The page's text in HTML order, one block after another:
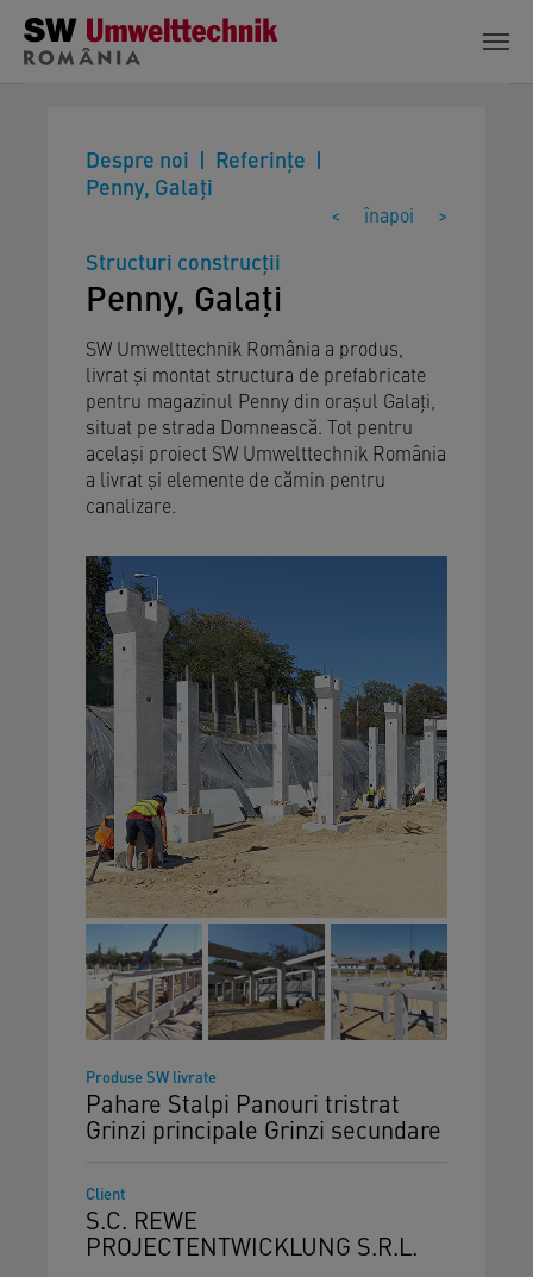
Skip to main content
Despre noi
Referinţe
Penny, Galați
< înapoi >
Structuri construcții
Penny, Galați
SW Umwelttechnik România a produs,
livrat și montat structura de prefabricate
pentru magazinul Penny din orașul Galați,
situat pe strada Domnească. Tot pentru
același proiect SW Umwelttechnik România
a livrat și elemente de cămin pentru
canalizare.
Produse SW livrate
Pahare Stalpi Panouri tristrat
Grinzi principale Grinzi secundare
Client
S.C. REWE
PROJECTENTWICKLUNG S.R.L.